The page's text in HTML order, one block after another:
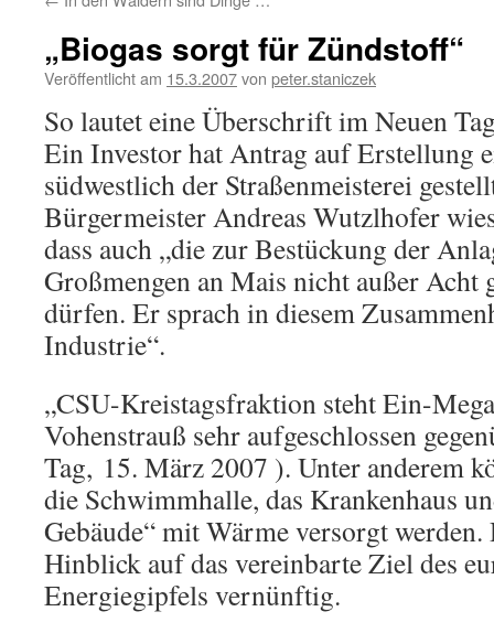
„Biogas sorgt für Zündstoff“
Veröffentlicht am 15.3.2007von peter.staniczek
So lautet eine Überschrift im Neuen
Ein Investor hat Antrag auf Erstellung
südwestlich der Straßenmeisterei
Bürgermeister Andreas Wutzlhofer
dass auch „die zur Bestückung der
Großmengen an Mais nicht außer Acht
dürfen. Er sprach in diesem
Industrie“.
„CSU-Kreistagsfraktion steht Ein-
Vohenstrauß sehr aufgeschlossen
Tag, 15. März 2007 ). Unter anderem
die Schwimmhalle, das Krankenhaus
Gebäude“ mit Wärme versorgt
Hinblick auf das vereinbarte Ziel des
Energiegipfels vernünftig.